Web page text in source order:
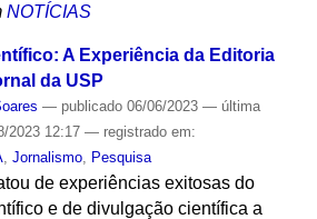
NOTÍCIAS
A Experiência da Editoria
da USP
— publicado06/06/2023 — última
2023 12:17 — registrado em:
, Jornalismo, Pesquisa
de experiências exitosas do
e de divulgação científica a